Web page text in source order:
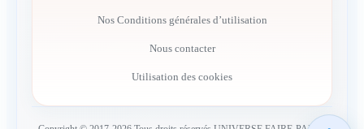
Nos Conditions générales d’utilisation
Nous contacter
Utilisation des cookies